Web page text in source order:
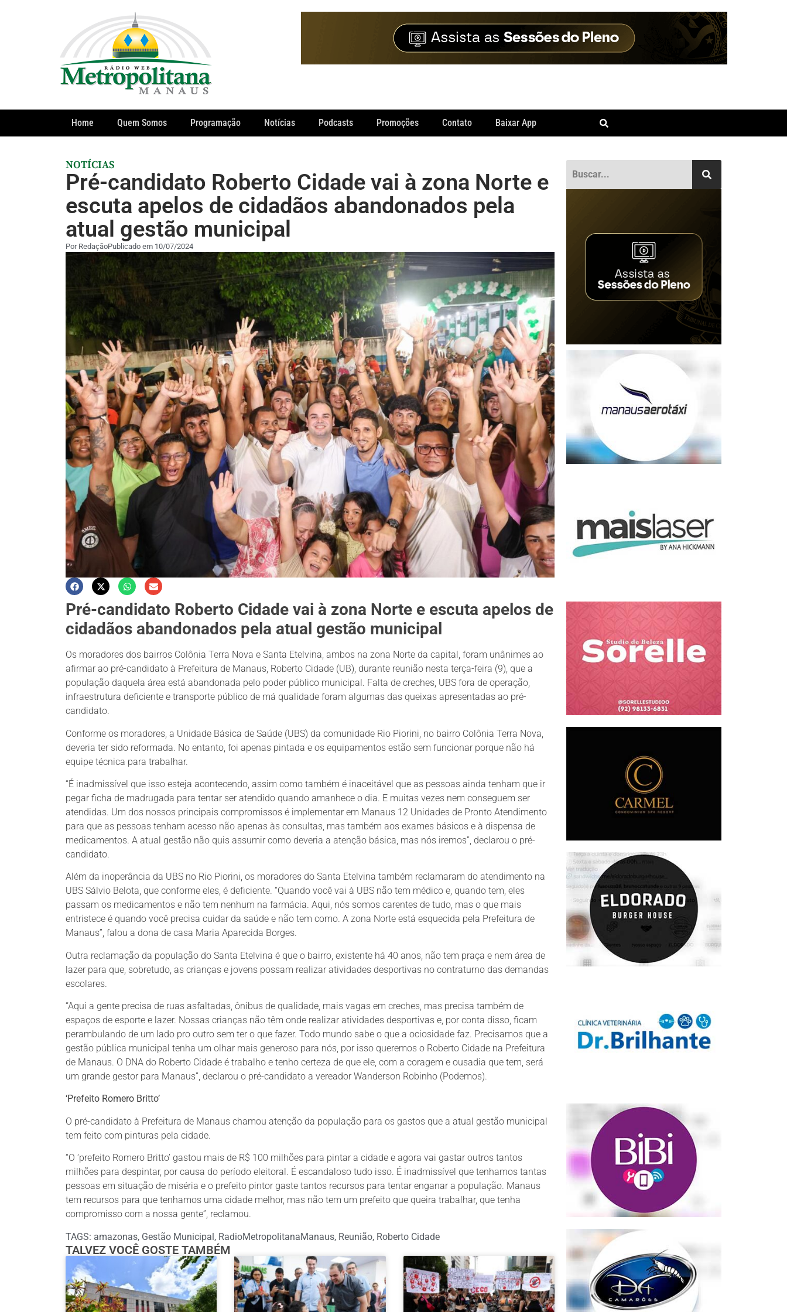
Home Quem Somos Programação Notícias Podcasts Promoções Contato Baixar App
NOTÍCIAS
Pré-candidato Roberto Cidade vai à zona Norte e
escuta apelos de cidadãos abandonados pela
atual gestão municipal
PorRedaçãoPublicado em 10/07/2024
Pré-candidato Roberto Cidade vai à zona Norte e escuta apelos de
cidadãos abandonados pela atual gestão municipal
Os moradores dos bairros Colônia Terra Nova e Santa Etelvina, ambos na zona Norte da capital, foram unânimes ao
afirmar ao pré-candidato à Prefeitura de Manaus, Roberto Cidade (UB), durante reunião nesta terça-feira (9), que a
população daquela área está abandonada pelo poder público municipal. Falta de creches, UBS fora de operação,
infraestrutura deficiente e transporte público de má qualidade foram algumas das queixas apresentadas ao pré-
candidato.
Conforme os moradores, a Unidade Básica de Saúde (UBS) da comunidade Rio Piorini, no bairro Colônia Terra Nova,
deveria ter sido reformada. No entanto, foi apenas pintada e os equipamentos estão sem funcionar porque não há
equipe técnica para trabalhar.
“É inadmissível que isso esteja acontecendo, assim como também é inaceitável que as pessoas ainda tenham que ir
pegar ficha de madrugada para tentar ser atendido quando amanhece o dia. E muitas vezes nem conseguem ser
atendidas. Um dos nossos principais compromissos é implementar em Manaus 12 Unidades de Pronto Atendimento
para que as pessoas tenham acesso não apenas às consultas, mas também aos exames básicos e à dispensa de
medicamentos. A atual gestão não quis assumir como deveria a atenção básica, mas nós iremos”, declarou o pré-
candidato.
Além da inoperância da UBS no Rio Piorini, os moradores do Santa Etelvina também reclamaram do atendimento na
UBS Sálvio Belota, que conforme eles, é deficiente. “Quando você vai à UBS não tem médico e, quando tem, eles
passam os medicamentos e não tem nenhum na farmácia. Aqui, nós somos carentes de tudo, mas o que mais
entristece é quando você precisa cuidar da saúde e não tem como. A zona Norte está esquecida pela Prefeitura de
Manaus”, falou a dona de casa Maria Aparecida Borges.
Outra reclamação da população do Santa Etelvina é que o bairro, existente há 40 anos, não tem praça e nem área de
lazer para que, sobretudo, as crianças e jovens possam realizar atividades desportivas no contraturno das demandas
escolares.
“Aqui a gente precisa de ruas asfaltadas, ônibus de qualidade, mais vagas em creches, mas precisa também de
espaços de esporte e lazer. Nossas crianças não têm onde realizar atividades desportivas e, por conta disso, ficam
perambulando de um lado pro outro sem ter o que fazer. Todo mundo sabe o que a ociosidade faz. Precisamos que a
gestão pública municipal tenha um olhar mais generoso para nós, por isso queremos o Roberto Cidade na Prefeitura
de Manaus. O DNA do Roberto Cidade é trabalho e tenho certeza de que ele, com a coragem e ousadia que tem, será
um grande gestor para Manaus”, declarou o pré-candidato a vereador Wanderson Robinho (Podemos).
‘Prefeito Romero Britto’
O pré-candidato à Prefeitura de Manaus chamou atenção da população para os gastos que a atual gestão municipal
tem feito com pinturas pela cidade.
“O ‘prefeito Romero Britto’ gastou mais de R$ 100 milhões para pintar a cidade e agora vai gastar outros tantos
milhões para despintar, por causa do período eleitoral. É escandaloso tudo isso. É inadmissível que tenhamos tantas
pessoas em situação de miséria e o prefeito pintor gaste tantos recursos para tentar enganar a população. Manaus
tem recursos para que tenhamos uma cidade melhor, mas não tem um prefeito que queira trabalhar, que tenha
compromisso com a nossa gente”, reclamou.
TAGS: amazonas, Gestão Municipal, RadioMetropolitanaManaus, Reunião, Roberto Cidade
TALVEZ VOCÊ GOSTE TAMBÉM